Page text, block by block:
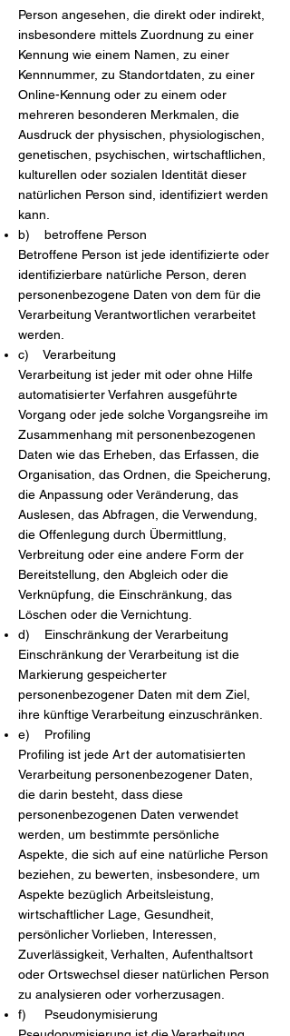
Person angesehen, die direkt oder indirekt,
insbesondere mittels Zuordnung zu einer
Kennung wie einem Namen, zu einer
Kennnummer, zu Standortdaten, zu einer
Online-Kennung oder zu einem oder
mehreren besonderen Merkmalen, die
Ausdruck der physischen, physiologischen,
genetischen, psychischen, wirtschaftlichen,
kulturellen oder sozialen Identität dieser
natürlichen Person sind, identifiziert werden
kann.
b) betroffene Person
Betroffene Person ist jede identifizierte oder
identifizierbare natürliche Person, deren
personenbezogene Daten von dem für die
Verarbeitung Verantwortlichen verarbeitet
werden.
c) Verarbeitung
Verarbeitung ist jeder mit oder ohne Hilfe
automatisierter Verfahren ausgeführte
Vorgang oder jede solche Vorgangsreihe im
Zusammenhang mit personenbezogenen
Daten wie das Erheben, das Erfassen, die
Organisation, das Ordnen, die Speicherung,
die Anpassung oder Veränderung, das
Auslesen, das Abfragen, die Verwendung,
die Offenlegung durch Übermittlung,
Verbreitung oder eine andere Form der
Bereitstellung, den Abgleich oder die
Verknüpfung, die Einschränkung, das
Löschen oder die Vernichtung.
d) Einschränkung der Verarbeitung
Einschränkung der Verarbeitung ist die
Markierung gespeicherter
personenbezogener Daten mit dem Ziel,
ihre künftige Verarbeitung einzuschränken.
e) Profiling
Profiling ist jede Art der automatisierten
Verarbeitung personenbezogener Daten,
die darin besteht, dass diese
personenbezogenen Daten verwendet
werden, um bestimmte persönliche
Aspekte, die sich auf eine natürliche Person
beziehen, zu bewerten, insbesondere, um
Aspekte bezüglich Arbeitsleistung,
wirtschaftlicher Lage, Gesundheit,
persönlicher Vorlieben, Interessen,
Zuverlässigkeit, Verhalten, Aufenthaltsort
oder Ortswechsel dieser natürlichen Person
zu analysieren oder vorherzusagen.
f) Pseudonymisierung